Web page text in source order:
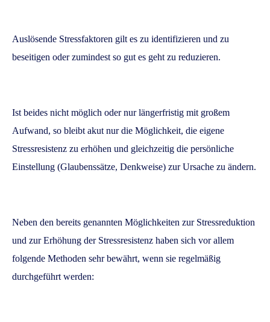
Auslösende Stressfaktoren gilt es zu identifizieren und zu
beseitigen oder zumindest so gut es geht zu reduzieren.
Ist beides nicht möglich oder nur längerfristig mit großem
Aufwand, so bleibt akut nur die Möglichkeit, die eigene
Stressresistenz zu erhöhen und gleichzeitig die persönliche
Einstellung (Glaubenssätze, Denkweise) zur Ursache zu ändern.
Neben den bereits genannten Möglichkeiten zur Stressreduktion
und zur Erhöhung der Stressresistenz haben sich vor allem
folgende Methoden sehr bewährt, wenn sie regelmäßig
durchgeführt werden: